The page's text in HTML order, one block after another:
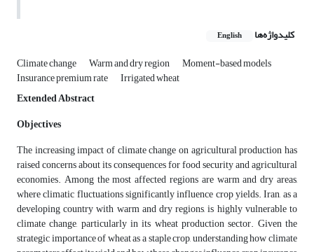
کلیدواژه‌ها English
Climate change Warm and dry region Moment-based models
Insurance premium rate
Irrigated wheat
Extended Abstract
Objectives
The increasing impact of climate change on agricultural production has
raised concerns about its consequences for food security and agricultural
economies. Among the most affected regions are warm and dry areas,
where climatic fluctuations significantly influence crop yields. Iran, as a
developing country with warm and dry regions, is highly vulnerable to
climate change, particularly in its wheat production sector. Given the
strategic importance of wheat as a staple crop, understanding how climate